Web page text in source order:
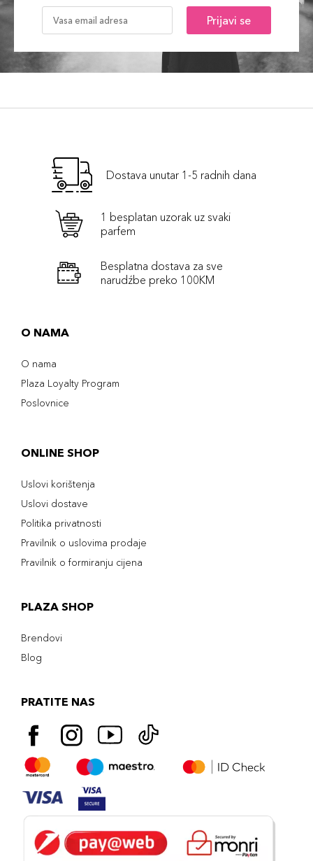
Prijavi se
Dostava unutar 1-5 radnih dana
1 besplatan uzorak uz svaki
parfem
Besplatna dostava za sve
narudźbe preko 100KM
O NAMA
O nama
Plaza Loyalty Program
Poslovnice
ONLINE SHOP
Uslovi korištenja
Uslovi dostave
Politika privatnosti
Pravilnik o uslovima prodaje
Pravilnik o formiranju cijena
PLAZA SHOP
Brendovi
Blog
PRATITE NAS